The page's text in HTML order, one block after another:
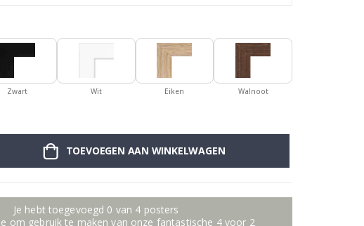
Zwart Wit Eiken Walnoot
TOEVOEGEN AAN WINKELWAGEN
Je hebt toegevoegd 0 van 4 posters
om gebruik te maken van onze fantastische 4 voor 2